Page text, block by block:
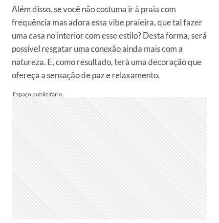
Além disso, se você não costuma ir à praia com
frequência mas adora essa vibe praieira, que tal fazer
uma casa no interior com esse estilo? Desta forma, será
possível resgatar uma conexão ainda mais com a
natureza. E, como resultado, terá uma decoração que
ofereça a sensação de paz e relaxamento.